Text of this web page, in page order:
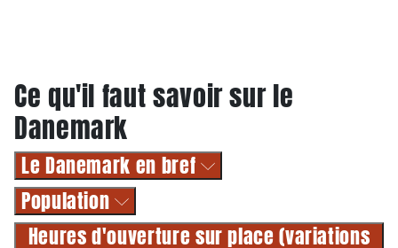
Ce qu'il faut savoir sur le
Danemark
Le Danemark en bref
Population
Heures d'ouverture sur place (variations